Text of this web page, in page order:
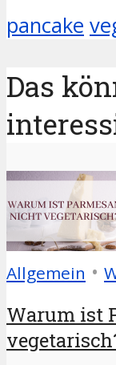
pancake
Das
Allgemein •
Warum ist